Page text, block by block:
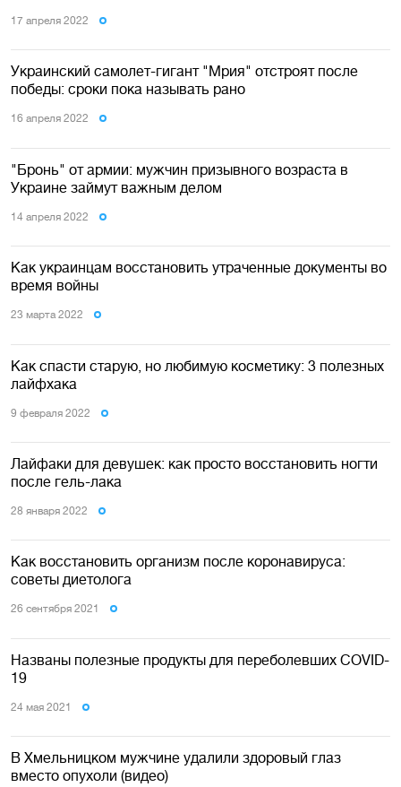
17 апреля 2022
Украинский самолет-гигант "Мрия" отстроят после
победы: сроки пока называть рано
16 апреля 2022
"Бронь" от армии: мужчин призывного возраста в
Украине займут важным делом
14 апреля 2022
Как украинцам восстановить утраченные документы во
время войны
23 марта 2022
Как спасти старую, но любимую косметику: 3 полезных
лайфхака
9 февраля 2022
Лайфаки для девушек: как просто восстановить ногти
после гель-лака
28 января 2022
Как восстановить организм после коронавируса:
советы диетолога
26 сентября 2021
Названы полезные продукты для переболевших COVID-
19
24 мая 2021
В Хмельницком мужчине удалили здоровый глаз
вместо опухоли (видео)